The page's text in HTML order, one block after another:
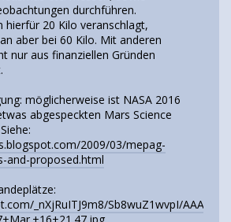
durchführen.
hierfür 20 Kilo veranschlagt,
aber bei 60 Kilo. Mit anderen
nur aus finanziellen Gründen
möglicherweise ist NASA 2016
abgespeckten Mars Science
2009/03/mepag-
and-proposed.html
_nXjRuITJ9m8/Sb8wuZ1wvpI/